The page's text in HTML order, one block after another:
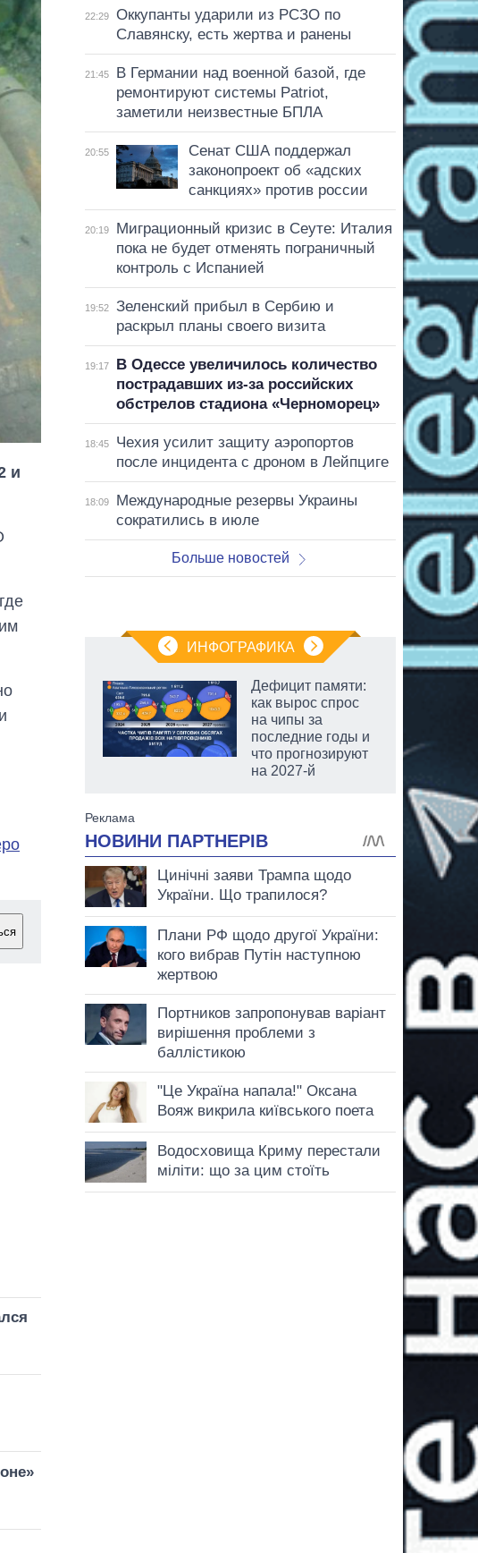
и
22:29
Оккупанты ударили из РСЗО по
Славянску, есть жертва и ранены
21:45
В Германии над военной базой, где
ремонтируют системы Patriot,
заметили неизвестные БПЛА
20:55
Сенат США поддержал
законопроект об «адских
санкциях» против россии
20:19
Миграционный кризис в Сеуте: Италия
пока не будет отменять пограничный
контроль с Испанией
19:52
Зеленский прибыл в Сербию и
раскрыл планы своего визита
19:17
В Одессе увеличилось количество
пострадавших из-за российских
обстрелов стадиона «Черноморец»
18:45
Чехия усилит защиту аэропортов
после инцидента с дроном в Лейпциге
18:09
Международные резервы Украины
сократились в июле
Больше новостей
ИНФОГРАФИКА
в
Дефицит памяти:
как вырос спрос
на чипы за
последние годы и
что прогнозируют
на 2027-й